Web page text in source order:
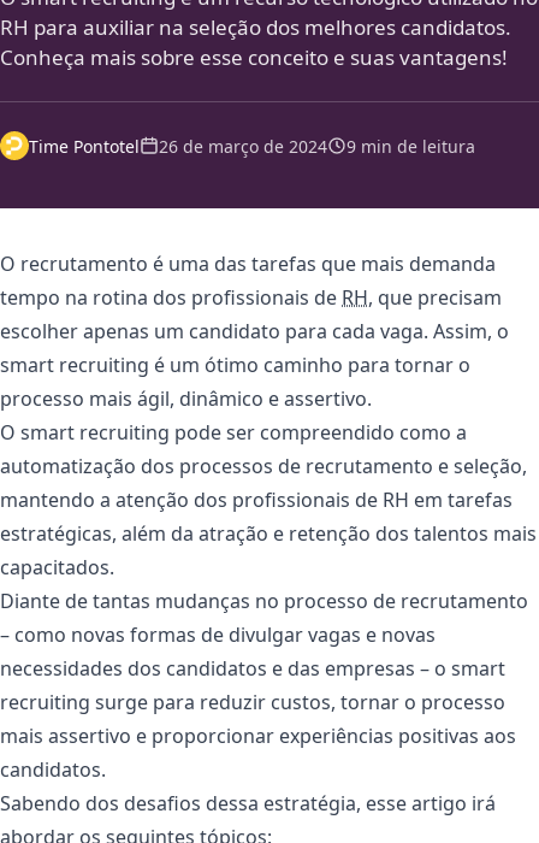
RH para auxiliar na seleção dos melhores candidatos.
Conheça mais sobre esse conceito e suas vantagens!
Time Pontotel 26 de março de 2024 9 min de leitura
O recrutamento é uma das tarefas que mais demanda
tempo na rotina dos profissionais de RH, que precisam
escolher apenas um candidato para cada vaga. Assim, o
smart recruiting é um ótimo caminho para tornar o
processo mais ágil, dinâmico e assertivo.
O smart recruiting pode ser compreendido como a
automatização dos processos de recrutamento e seleção,
mantendo a atenção dos profissionais de RH em tarefas
estratégicas, além da atração e retenção dos talentos mais
capacitados.
Diante de tantas mudanças no processo de recrutamento
– como novas formas de divulgar vagas e novas
necessidades dos candidatos e das empresas – o smart
recruiting surge para reduzir custos, tornar o processo
mais assertivo e proporcionar experiências positivas aos
candidatos.
Sabendo dos desafios dessa estratégia, esse artigo irá
abordar os seguintes tópicos: